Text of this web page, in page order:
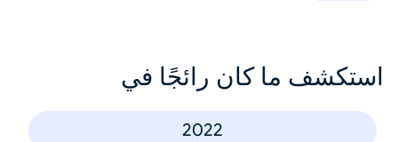
استكشف ما كان رائجًا في
2022